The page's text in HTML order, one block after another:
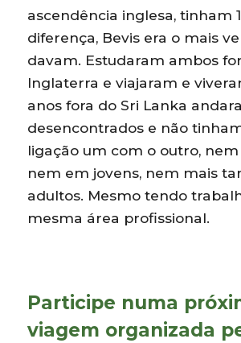
ascendência inglesa, tinham
diferença, Bevis era o mais
davam. Estudaram ambos
Inglaterra e viajaram e
anos fora do Sri Lanka
desencontrados e não
ligação um com o outro,
nem em jovens, nem mais
adultos. Mesmo tendo
mesma área profissional.
Participe numa
viagem organizada